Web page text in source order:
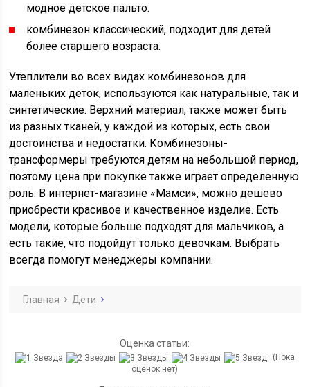
модное детское пальто.
комбинезон классический, подходит для детей
более старшего возраста.
Утеплители во всех видах комбинезонов для
маленьких деток, используются как натуральные, так и
синтетические. Верхний материал, также может быть
из разных тканей, у каждой из которых, есть свои
достоинства и недостатки. Комбинезоны-
трансформеры требуются детям на небольшой период,
поэтому цена при покупке также играет определенную
роль. В интернет-магазине «Мамси», можно дешево
приобрести красивое и качественное изделие. Есть
модели, которые больше подходят для мальчиков, а
есть такие, что подойдут только девочкам. Выбрать
всегда помогут менеджеры компании.
Главная Дети
Оценка статьи:
(Пока
оценок нет)